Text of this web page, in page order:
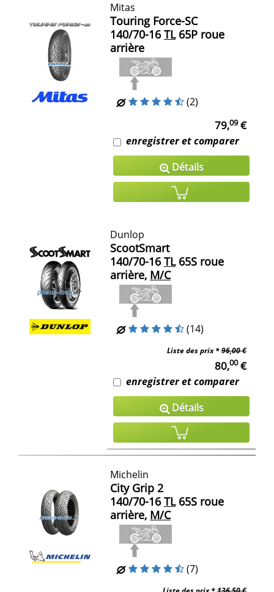
Mitas
Touring Force-SC
140/70-16 TL65P roue
arrière
(2)
79,09€
enregistrer et comparer
Détails
Dunlop
ScootSmart
140/70-16 TL65S roue
arrière, M/C
(14)
Liste des prix *96,00 €
80,00€
enregistrer et comparer
Détails
Michelin
City Grip 2
140/70-16 TL65S roue
arrière, M/C
(7)